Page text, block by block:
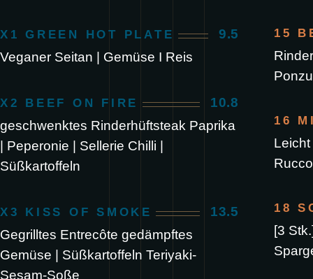
X1 GREEN HOT PLATE
9.5
Veganer Seitan | Gemüse I Reis
X2 BEEF ON FIRE
10.8
geschwenktes Rinderhüftsteak Paprika
| Peperonie | Sellerie Chilli |
Süßkartoffeln
X3 KISS OF SMOKE
13.5
Gegrilltes Entrecôte gedämpftes
Gemüse | Süßkartoffeln Teriyaki-
Sesam-Soße
15
Ponzu
16
18
[3